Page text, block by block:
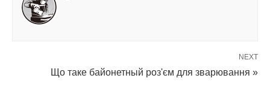
NEXT
Що таке байонетный роз'єм для зварювання »